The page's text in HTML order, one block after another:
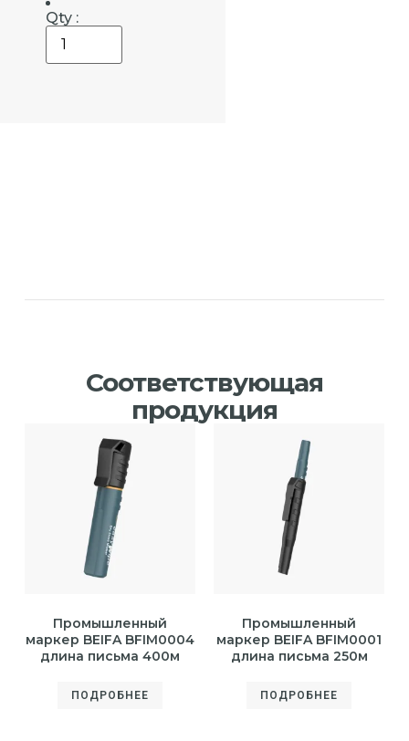
Qty :
Соответствующая
продукция
Промышленный
маркер BEIFA BFIM0004
длина письма 400м
ПОДРОБНЕЕ
Промышленный
маркер BEIFA BFIM0001
длина письма 250м
ПОДРОБНЕЕ